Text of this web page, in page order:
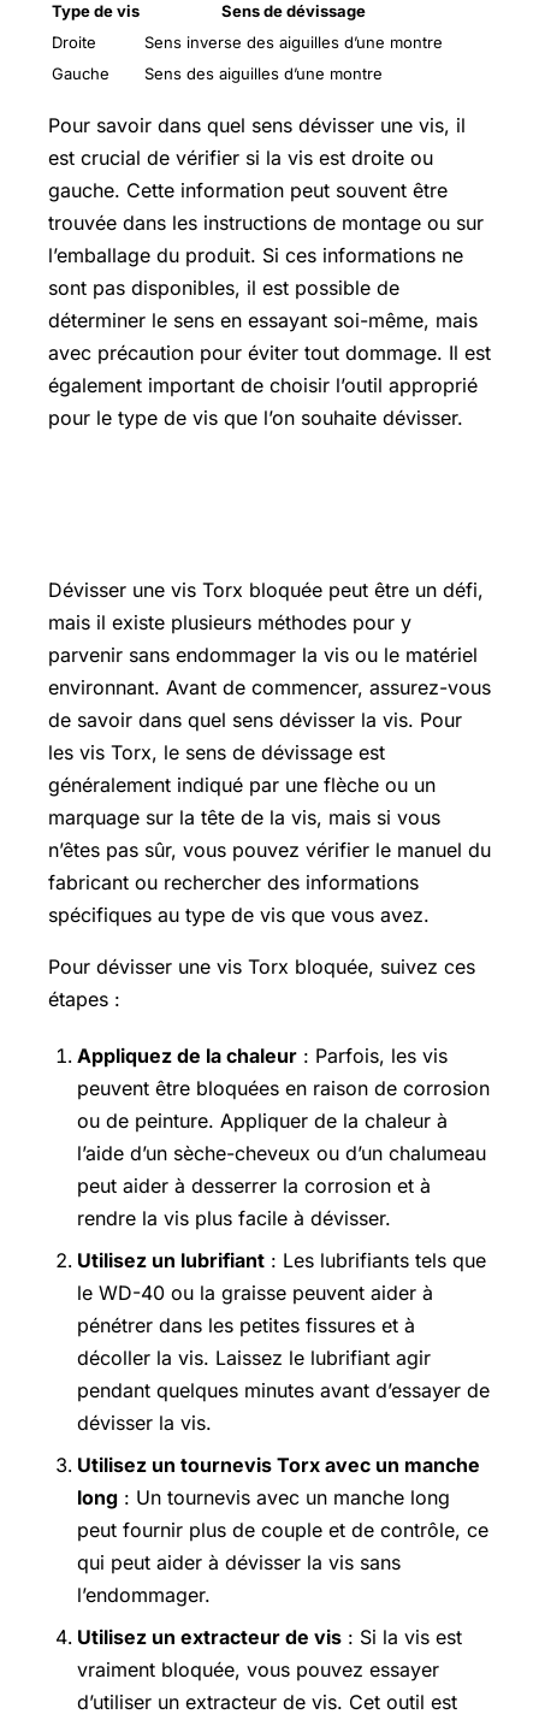
Type de vis
Sens de dévissage
Droite
Sens inverse des aiguilles d’une montre
Gauche
Sens des aiguilles d’une montre
Pour savoir dans quel sens dévisser une vis, il
est crucial de vérifier si la vis est droite ou
gauche. Cette information peut souvent être
trouvée dans les instructions de montage ou sur
l’emballage du produit. Si ces informations ne
sont pas disponibles, il est possible de
déterminer le sens en essayant soi-même, mais
avec précaution pour éviter tout dommage. Il est
également important de choisir l’outil approprié
pour le type de vis que l’on souhaite dévisser.
Dévisser une vis Torx bloquée peut être un défi,
mais il existe plusieurs méthodes pour y
parvenir sans endommager la vis ou le matériel
environnant. Avant de commencer, assurez-vous
de savoir dans quel sens dévisser la vis. Pour
les vis Torx, le sens de dévissage est
généralement indiqué par une flèche ou un
marquage sur la tête de la vis, mais si vous
n’êtes pas sûr, vous pouvez vérifier le manuel du
fabricant ou rechercher des informations
spécifiques au type de vis que vous avez.
Pour dévisser une vis Torx bloquée, suivez ces
étapes :
Appliquez de la chaleur : Parfois, les vis
peuvent être bloquées en raison de corrosion
ou de peinture. Appliquer de la chaleur à
l’aide d’un sèche-cheveux ou d’un chalumeau
peut aider à desserrer la corrosion et à
rendre la vis plus facile à dévisser.
Utilisez un lubrifiant : Les lubrifiants tels que
le WD-40 ou la graisse peuvent aider à
pénétrer dans les petites fissures et à
décoller la vis. Laissez le lubrifiant agir
pendant quelques minutes avant d’essayer de
dévisser la vis.
Utilisez un tournevis Torx avec un manche
long : Un tournevis avec un manche long
peut fournir plus de couple et de contrôle, ce
qui peut aider à dévisser la vis sans
l’endommager.
Utilisez un extracteur de vis : Si la vis est
vraiment bloquée, vous pouvez essayer
d’utiliser un extracteur de vis. Cet outil est